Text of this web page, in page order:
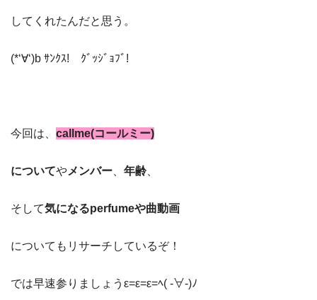
してくれたんだと思う。
(*‘∀‘)b ｻﾝｸｽ! ｸﾞｯｼﾞｮﾌﾞ!
今回は、 callme(コールミー)
についてやメンバー 年齢
そして気になるperfumeや曲動画
についてもリサーチしているぞ！
では早速参りましょうε=ε=ε=ﾍ( -∀-)ﾉ